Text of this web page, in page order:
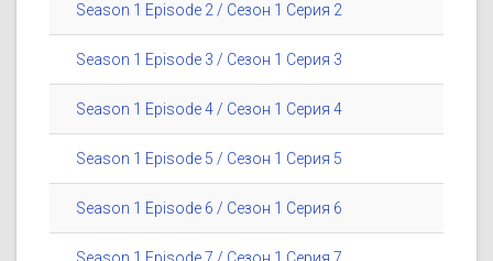
Season 1 Episode 2 / Сезон 1 Серия 2
Season 1 Episode 3 / Сезон 1 Серия 3
Season 1 Episode 4 / Сезон 1 Серия 4
Season 1 Episode 5 / Сезон 1 Серия 5
Season 1 Episode 6 / Сезон 1 Серия 6